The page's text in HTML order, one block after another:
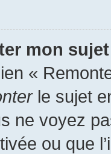
mon
«
le sujet
ne voyez
ou que